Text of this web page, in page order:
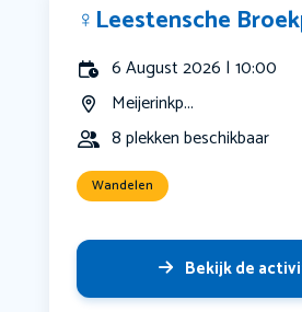
‍♀️Leestensche
6 August 2026 | 10:00
Meijerinkp...
8 plekken beschikbaar
Wandelen
Bekijk de